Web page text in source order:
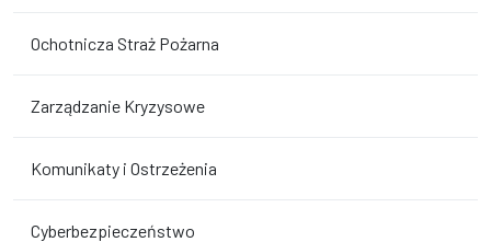
Ochotnicza Straż Pożarna
Zarządzanie Kryzysowe
Komunikaty i Ostrzeżenia
Cyberbezpieczeństwo